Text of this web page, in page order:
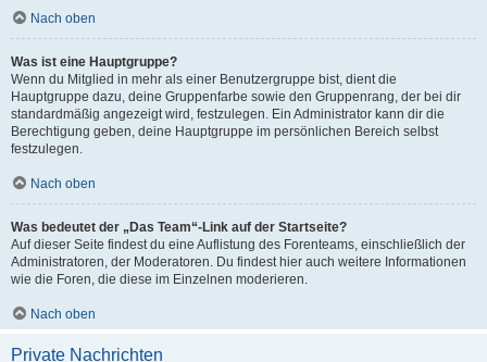
Nach oben
Was ist eine Hauptgruppe?
Wenn du Mitglied in mehr als einer Benutzergruppe bist, dient die
Hauptgruppe dazu, deine Gruppenfarbe sowie den Gruppenrang, der bei dir
standardmäßig angezeigt wird, festzulegen. Ein Administrator kann dir die
Berechtigung geben, deine Hauptgruppe im persönlichen Bereich selbst
festzulegen.
Nach oben
Was bedeutet der „Das Team“-Link auf der Startseite?
Auf dieser Seite findest du eine Auflistung des Forenteams, einschließlich der
Administratoren, der Moderatoren. Du findest hier auch weitere Informationen
wie die Foren, die diese im Einzelnen moderieren.
Nach oben
Private Nachrichten